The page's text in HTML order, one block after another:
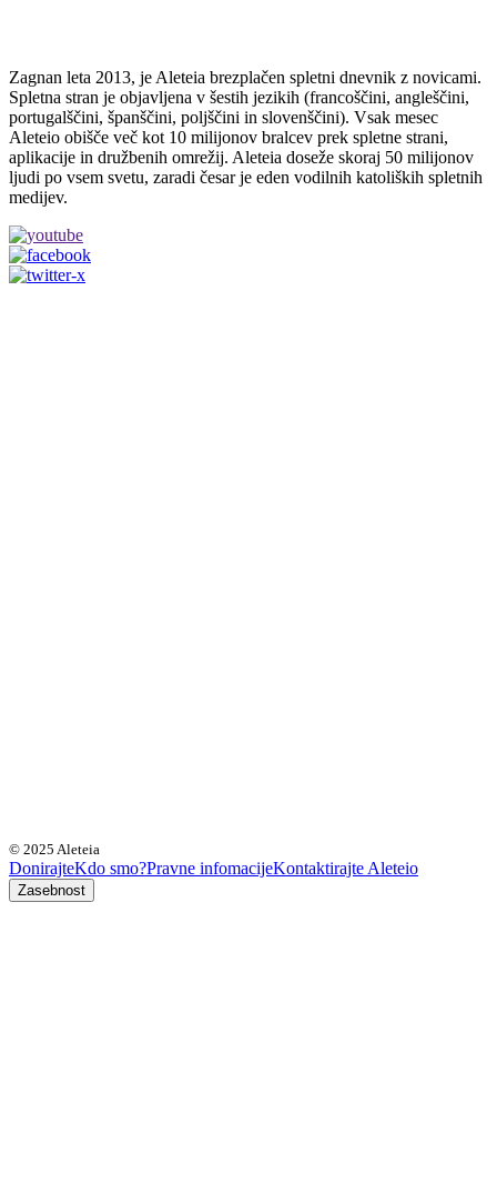
Zagnan leta 2013, je Aleteia brezplačen spletni dnevnik z novicami.
Spletna stran je objavljena v šestih jezikih (francoščini, angleščini,
portugalščini, španščini, poljščini in slovenščini). Vsak mesec
Aleteio obišče več kot 10 milijonov bralcev prek spletne strani,
aplikacije in družbenih omrežij. Aleteia doseže skoraj 50 milijonov
ljudi po vsem svetu, zaradi česar je eden vodilnih katoliških spletnih
medijev.
© 2025 Aleteia
DonirajteKdo smo?Pravne infomacijeKontaktirajte Aleteio
Zasebnost